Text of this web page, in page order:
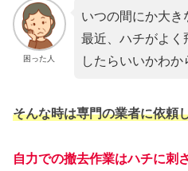
困った人
いつの間にか大き
最近、ハチがよく
したらいいかわか
そんな時は専門の業者に依頼
自力での撤去作業はハチに刺